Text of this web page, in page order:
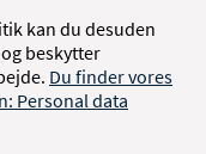
kan du desuden
beskytter
Du finder vores
Personal data